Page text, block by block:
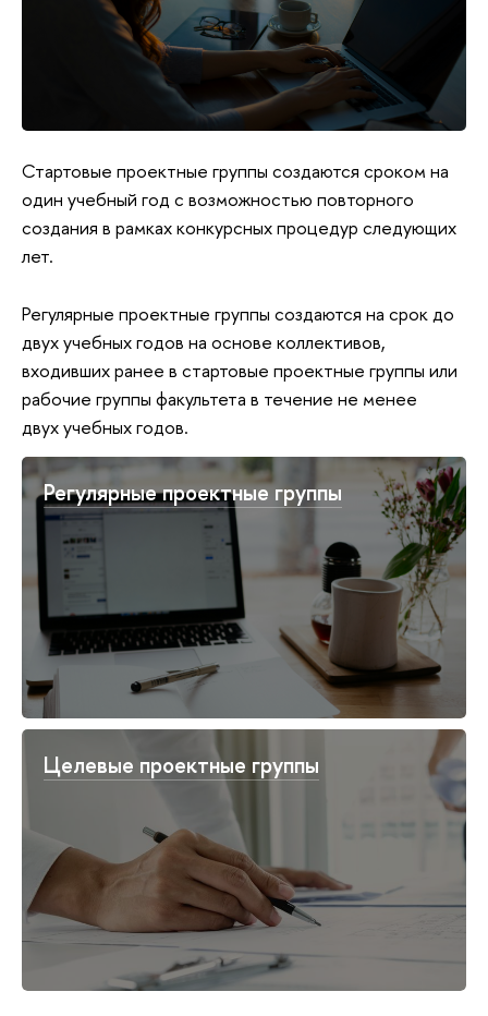
Стартовые проектные группы создаются сроком на
один учебный год с возможностью повторного
создания в рамках конкурсных процедур следующих
лет.
Регулярные проектные группы создаются на срок до
двух учебных годов на основе коллективов,
входивших ранее в стартовые проектные группы или
рабочие группы факультета в течение не менее
двух учебных годов.
Регулярные проектные группы
Целевые проектные группы